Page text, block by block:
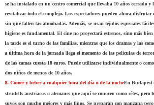
se ha instalado en un centro comercial que llevaba 10 años cerrado
revitalizar todo el complejo. Los espectadores pueden ahora disfrutar
sin que falten las almohadas. Además, se usan tejidos especiales
higiene es fundamental. El cine no proyectará estrenos, sino más
la tarde es el turno de las familias, mientras que los dramas y las
a última hora de la jornada llega el momento de las películas de
de las camas cuesta 18 euros. Puede utilizarse individualmente o
dos niños de menos de 10 años.
8. Comer y beber a cualquier hora del día o de la nocheEn Budapest
strudells austriacos o alemanes que aquí se conocen como rétes, pero
suyos son mucho mejores y más finos. Se preparan con manzana